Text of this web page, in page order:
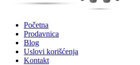
Početna
Prodavnica
Blog
Uslovi korišćenja
Kontakt